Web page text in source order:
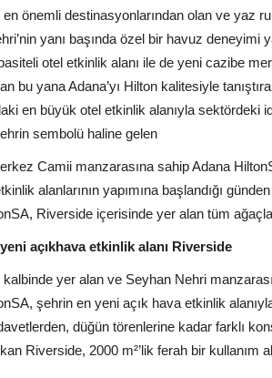
en önemli destinasyonlarından olan ve yaz
yanı başında özel bir havuz
otel etkinlik alanı ile de yeni cazibe
bu yana Adana’yı Hilton kalitesiyle
en büyük otel etkinlik alanıyla sektördeki
sembolü haline gelen
Camii manzarasına sahip Adana
alanlarının yapımına başlandığı
Riverside içerisinde yer alan tüm
açıkhava etkinlik alanı Riverside
kalbinde yer alan ve Seyhan Nehri
şehrin en yeni açık hava etkinlik
düğün törenlerine kadar farklı
Riverside, 2000 m²’lik ferah bir kullanım